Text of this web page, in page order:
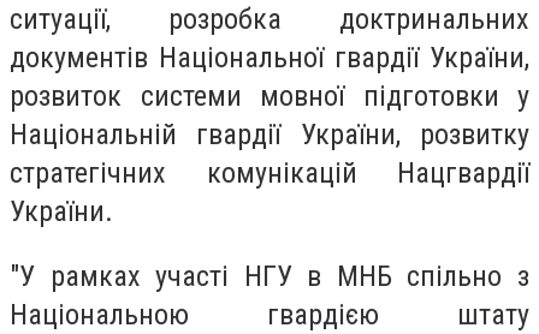
ситуації, розробка доктринальних
документів Національної гвардії України,
розвиток системи мовної підготовки у
Національній гвардії України, розвитку
стратегічних комунікацій Нацгвардії
України.
"У рамках участі НГУ в МНБ спільно з
Національною гвардією штату